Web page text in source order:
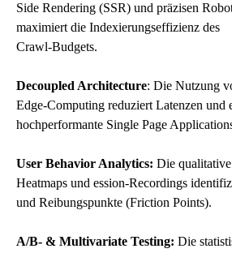
Side Rendering (SSR) und präzisen
maximiert die Indexierungseffizienz des
Crawl-Budgets.
Decoupled Architecture: Die Nutzung
Edge-Computing reduziert Latenzen und
hochperformante Single Page
User Behavior Analytics: Die
Heatmaps und ession-Recordings
und Reibungspunkte (Friction Points).
A/B- & Multivariate Testing: Die